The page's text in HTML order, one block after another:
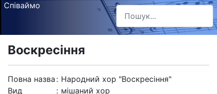
Співаймо Пошук
Type 2 or more characters
Воскресіння
Повна назва : Народний хор "Воскресіння"
Вид
: мішаний хор